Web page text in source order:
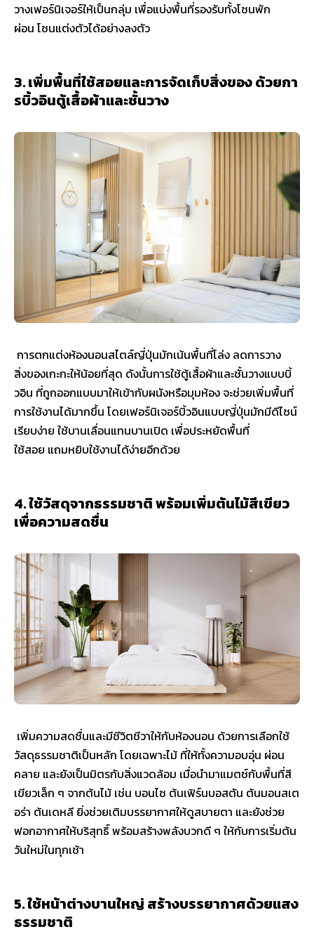
วางเฟอร์นิเจอร์ให้เป็นกลุ่ม เพื่อแบ่งพื้นที่รองรับทั้งโซนพัก
ผ่อน โซนแต่งตัวได้อย่างลงตัว
3. เพิ่มพื้นที่ใช้สอยและการจัดเก็บสิ่งของ ด้วยกา
รบิ้วอินตู้เสื้อผ้าและชั้นวาง
การตกแต่งห้องนอนสไตล์ญี่ปุ่นมักเน้นพื้นที่โล่ง ลดการวาง
สิ่งของเกะกะให้น้อยที่สุด ดังนั้นการใช้ตู้เสื้อผ้าและชั้นวางแบบบิ้
วอิน ที่ถูกออกแบบมาให้เข้ากับผนังหรือมุมห้อง จะช่วยเพิ่มพื้นที่
การใช้งานได้มากขึ้น โดยเฟอร์นิเจอร์บิ้วอินแบบญี่ปุ่นมักมีดีไซน์
เรียบง่าย ใช้บานเลื่อนแทนบานเปิด เพื่อประหยัดพื้นที่
ใช้สอย แถมหยิบใช้งานได้ง่ายอีกด้วย
4. ใช้วัสดุจากธรรมชาติ พร้อมเพิ่มต้นไม้สีเขียว
เพื่อความสดชื่น
เพิ่มความสดชื่นและมีชีวิตชีวาให้กับห้องนอน ด้วยการเลือกใช้
วัสดุธรรมชาติเป็นหลัก โดยเฉพาะไม้ ที่ให้ทั้งความอบอุ่น ผ่อน
คลาย และยังเป็นมิตรกับสิ่งแวดล้อม เมื่อนำมาแมตช์กับพื้นที่สี
เขียวเล็ก ๆ จากต้นไม้ เช่น บอนไซ ต้นเฟิร์นบอสตัน ต้นมอนสเต
อร่า ต้นเดหลี ยิ่งช่วยเติมบรรยากาศให้ดูสบายตา และยังช่วย
ฟอกอากาศให้บริสุทธิ์ พร้อมสร้างพลังบวกดี ๆ ให้กับการเริ่มต้น
วันใหม่ในทุกเช้า
5. ใช้หน้าต่างบานใหญ่ สร้างบรรยากาศด้วยแสง
ธรรมชาติ